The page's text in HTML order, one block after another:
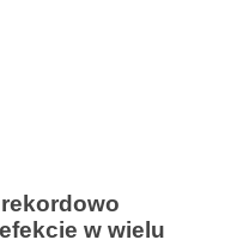
w wielu